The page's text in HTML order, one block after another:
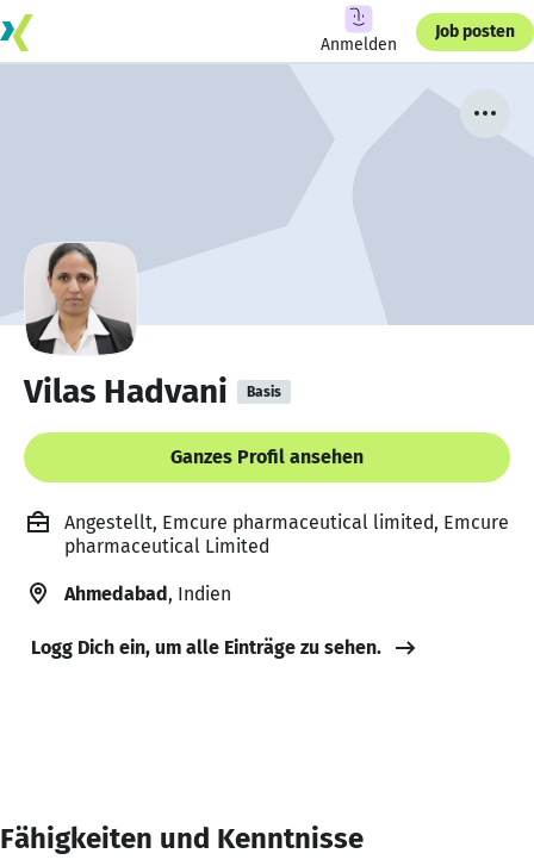
Anmelden
Job posten
Vilas Hadvani Basis
Ganzes Profil ansehen
Angestellt, Emcure pharmaceutical limited, Emcure
pharmaceutical Limited
Ahmedabad, Indien
Logg Dich ein, um alle Einträge zu sehen.
Fähigkeiten und Kenntnisse